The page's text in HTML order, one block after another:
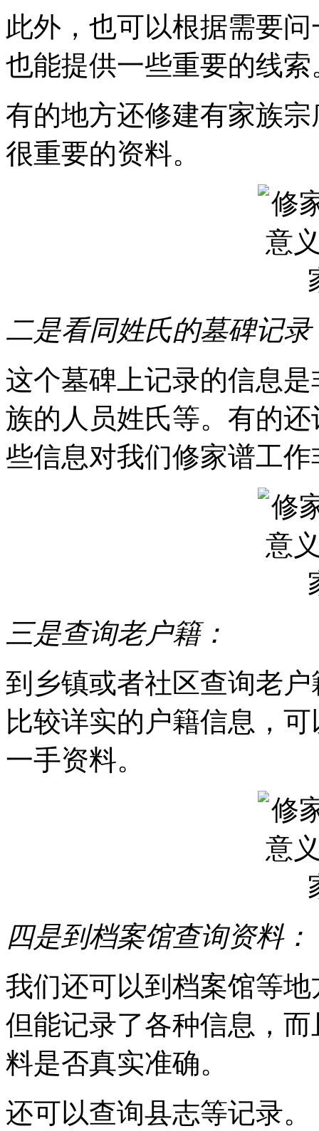
此外，也可以根据需要
也能提供一些重要的线索
有的地方还修建有家族
很重要的资料。
二是看同姓氏的墓碑记录
这个墓碑上记录的信息
族的人员姓氏等。有的
些信息对我们修家谱工
三是查询老户籍：
到乡镇或者社区查询老
比较详实的户籍信息，
一手资料。
四是到档案馆查询资料：
我们还可以到档案馆等
但能记录了各种信息，
料是否真实准确。
还可以查询县志等记录。